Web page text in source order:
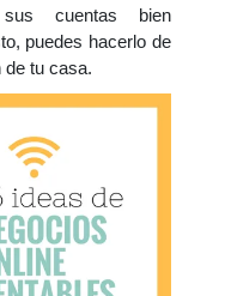
cuentas bien
puedes hacerlo de
de tu casa.